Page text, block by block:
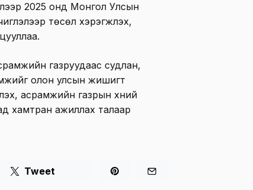
2025 онд Монгол Улсын
төсөл хэрэгжүүлэх,
газруудаас судлан,
олон улсын жишигт
асрамжийн газрын хүний
хамтран ажиллах талаар
Tweet